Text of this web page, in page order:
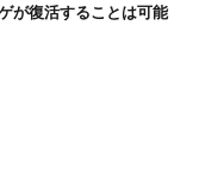
が復活することは可能